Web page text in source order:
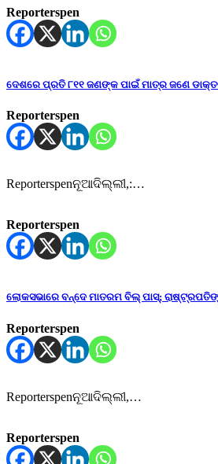
Reporterspen
ଦେଶରେ ପ୍ରତି ୮୧୧ ଜଣଙ୍କ ପାଇଁ ମାତ୍ର ଜଣେ
Reporterspen
Reporterspenନୂଆଦିଲ୍ଲୀ,:…
Reporterspen
ଲୋକସଭାରେ ବନ୍ଦେ ମାତରମ ବିଲ୍ ପାସ୍‌;
Reporterspen
Reporterspenନୂଆଦିଲ୍ଲୀ,…
Reporterspen